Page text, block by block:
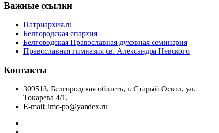
Важные ссылки
Патриархия.ru
Белгородская епархия
Белгородская Православная духовная семинария
Православная гимназия св. Александра Невского
Контакты
309518, Белгородская область, г. Старый Оскол, ул.
Токарева 4/1.
E-mail: imc-po@yandex.ru